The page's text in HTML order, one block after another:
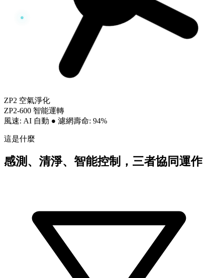
ZP2 空氣淨化
ZP2-600 智能運轉
風速: AI 自動 ● 濾網壽命: 94%
這是什麼
感測、清淨、智能控制，三者協同運作